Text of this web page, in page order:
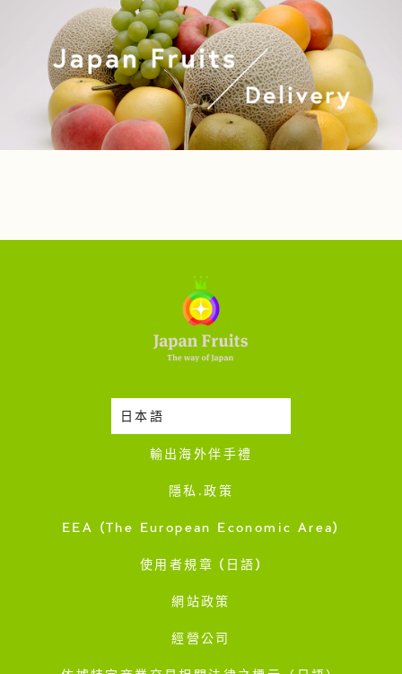
日本語時令蔬果收成表
輸出海外伴手禮
隱私·政策
EEA (The European Economic Area)
使用者規章 (日語)
網站政策
經營公司